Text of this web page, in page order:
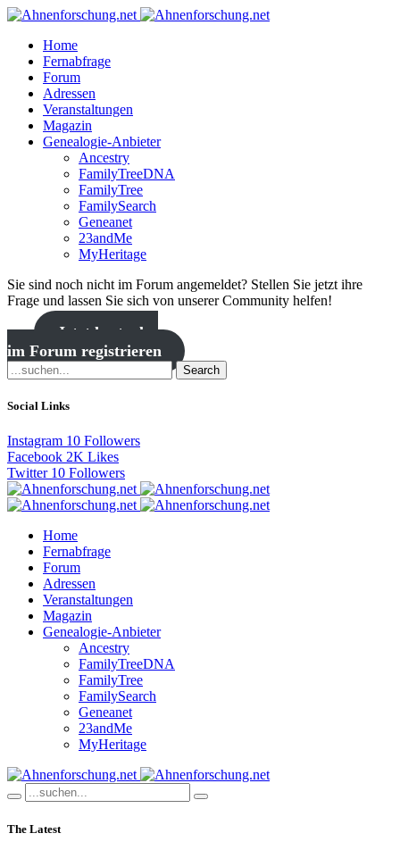
Home
Fernabfrage
Forum
Adressen
Veranstaltungen
Magazin
Genealogie-Anbieter
Ancestry
FamilyTreeDNA
FamilyTree
FamilySearch
Geneanet
23andMe
MyHeritage
Sie sind noch nicht im Forum angemeldet? Stellen Sie jetzt ihre
Frage und lassen Sie sich von unserer Community helfen!
Jetzt kostenlos
im Forum registrieren
Search
Social Links
Instagram 10 Followers
Facebook 2K Likes
Twitter 10 Followers
Home
Fernabfrage
Forum
Adressen
Veranstaltungen
Magazin
Genealogie-Anbieter
Ancestry
FamilyTreeDNA
FamilyTree
FamilySearch
Geneanet
23andMe
MyHeritage
The Latest